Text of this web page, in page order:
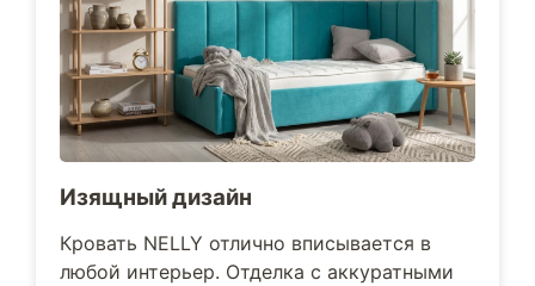
Изящный дизайн
Кровать NELLY отлично вписывается в
любой интерьер. Отделка с аккуратными